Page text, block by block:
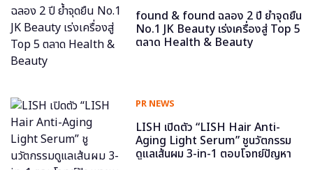
found & found ฉลอง 2 ปี ย้ำจุดยืน
No.1 JK Beauty เร่งเครื่องสู่ Top 5
ตลาด Health & Beauty
PR NEWS
LISH เปิดตัว “LISH Hair Anti-
Aging Light Serum” ชูนวัตกรรม
ดูแลเส้นผม 3-in-1 ตอบโจทย์ปัญหา